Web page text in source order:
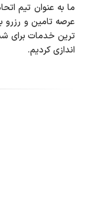
ما به عنوان تیم
عرصه تامین و رزرو
ترین خدمات برای
اندازی کردیم.